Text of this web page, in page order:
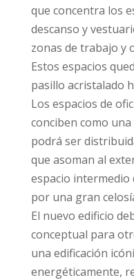
que concentra los
descanso y
zonas de trabajo y
Estos espacios
pasillo acristalado
Los espacios de
conciben como
podrá ser
que asoman al
espacio
por una gran
El nuevo edificio
conceptual para
una edificación
energéticamente,